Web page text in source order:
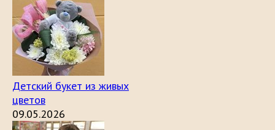
Детский букет из живых
цветов
09.05.2026